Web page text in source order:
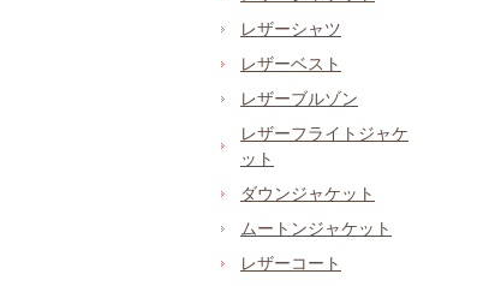
レザーシャツ
レザーベスト
レザーブルゾン
レザーフライトジャケ
ット
ダウンジャケット
ムートンジャケット
レザーコート